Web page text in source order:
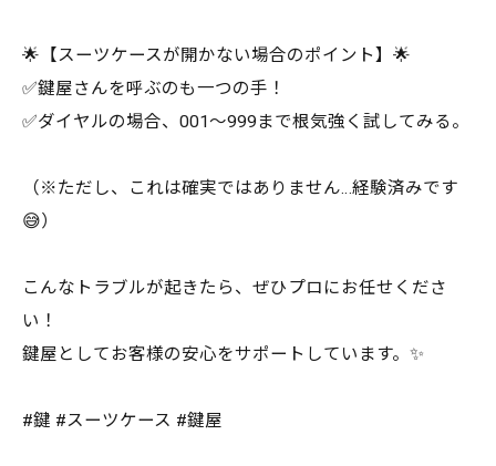
🌟【スーツケースが開かない場合のポイント】🌟
✅鍵屋さんを呼ぶのも一つの手！
✅ダイヤルの場合、001〜999まで根気強く試してみる。
（※ただし、これは確実ではありません…経験済みです
😅）
こんなトラブルが起きたら、ぜひプロにお任せくださ
い！
鍵屋としてお客様の安心をサポートしています。✨
#鍵 #スーツケース #鍵屋